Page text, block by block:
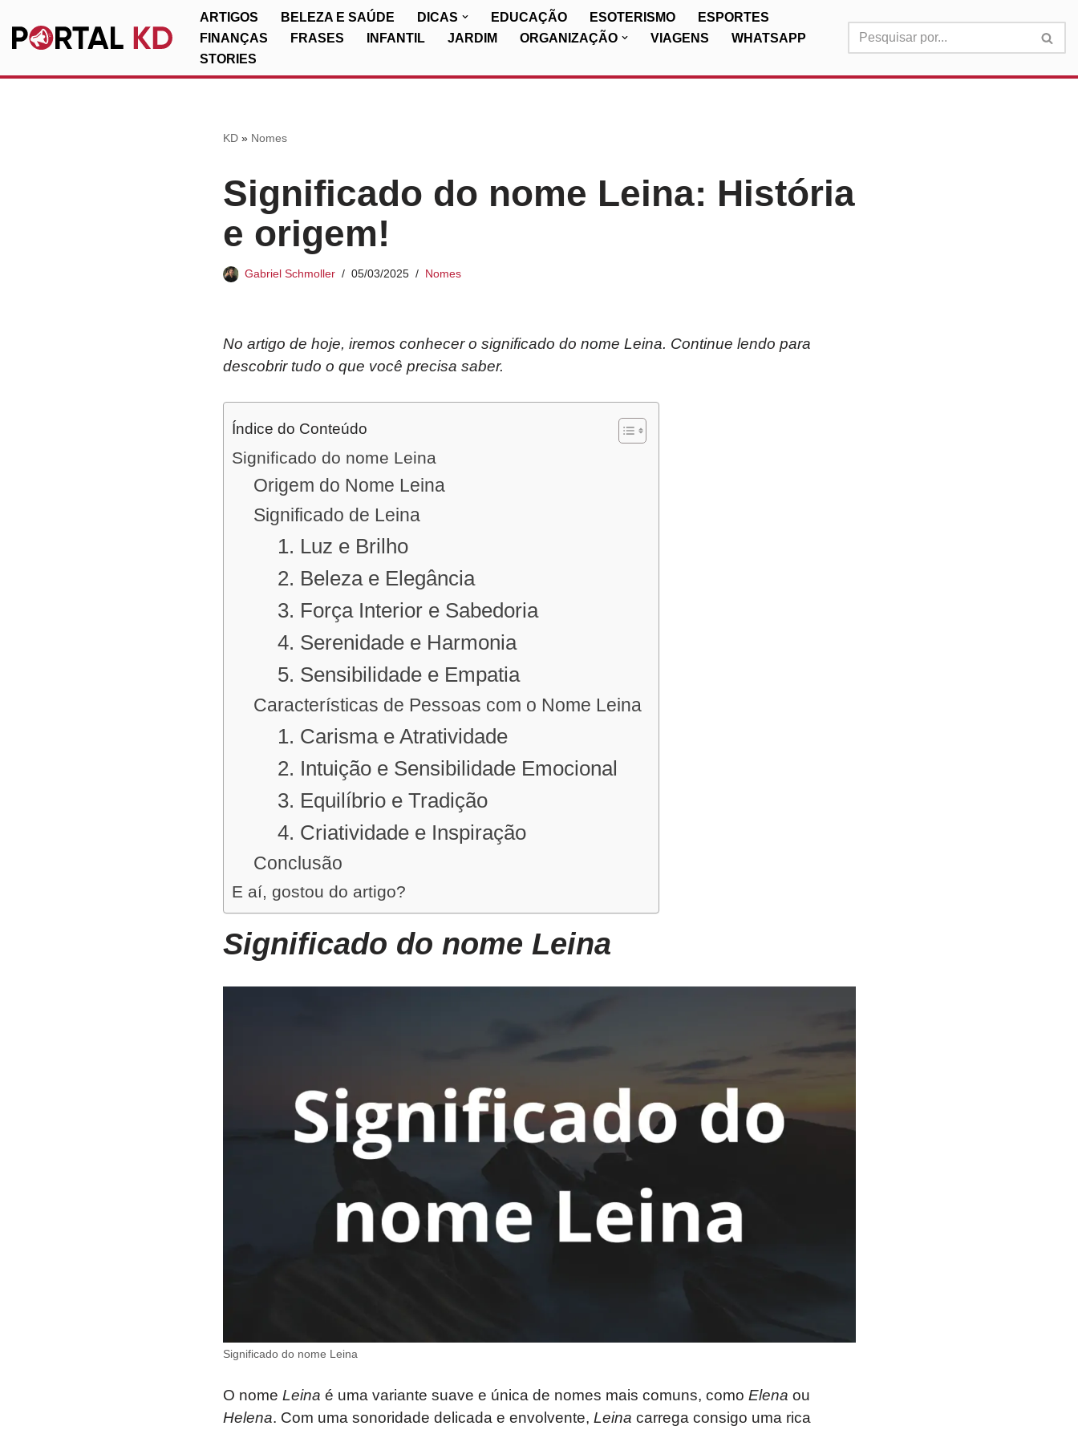
Pular
ARTIGOS BELEZA E SAÚDE DICAS EDUCAÇÃO ESOTERISMO
ESPORTES
FINANÇAS
FRASES INFANTIL JARDIM ORGANIZAÇÃO VIAGENS
WHATSAPP
STORIES
KD» Nomes
Significado do nome Leina: História
e origem!
Gabriel Schmoller 05/03/2025 Nomes
No artigo de hoje, iremos conhecer o significado do nome Leina. Continue lendo para
descobrir tudo o que você precisa saber.
Índice do Conteúdo
Significado do nome Leina
Origem do Nome Leina
Significado de Leina
1. Luz e Brilho
2. Beleza e Elegância
3. Força Interior e Sabedoria
4. Serenidade e Harmonia
5. Sensibilidade e Empatia
Características de Pessoas com o Nome Leina
1. Carisma e Atratividade
2. Intuição e Sensibilidade Emocional
3. Equilíbrio e Tradição
4. Criatividade e Inspiração
Conclusão
E aí, gostou do artigo?
Significado do nome Leina
Significado do nome Leina
O nome Leina é uma variante suave e única de nomes mais comuns, como Elena ou
Helena. Com uma sonoridade delicada e envolvente, Leina carrega consigo uma rica